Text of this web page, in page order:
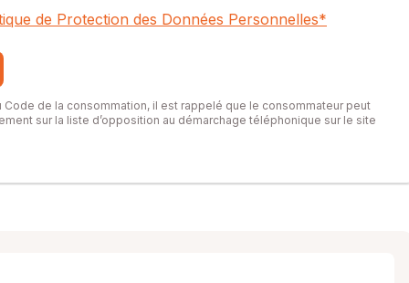
de Protection des Données Personnelles*
Code de la consommation, il est rappelé que le consommateur peut
sur la liste d’opposition au démarchage téléphonique sur le site